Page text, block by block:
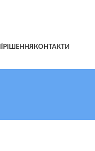
РІШЕННЯ КОНТАКТИ